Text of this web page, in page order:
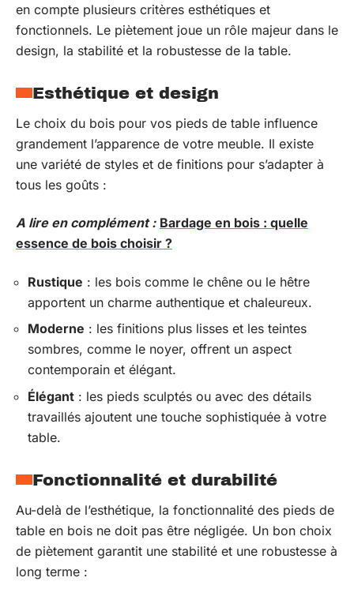
en compte plusieurs critères esthétiques et
fonctionnels. Le piètement joue un rôle majeur dans le
design, la stabilité et la robustesse de la table.
Esthétique et design
Le choix du bois pour vos pieds de table influence
grandement l’apparence de votre meuble. Il existe
une variété de styles et de finitions pour s’adapter à
tous les goûts :
A lire en complément : Bardage en bois : quelle
essence de bois choisir ?
Rustique : les bois comme le chêne ou le hêtre
apportent un charme authentique et chaleureux.
Moderne : les finitions plus lisses et les teintes
sombres, comme le noyer, offrent un aspect
contemporain et élégant.
Élégant : les pieds sculptés ou avec des détails
travaillés ajoutent une touche sophistiquée à votre
table.
Fonctionnalité et durabilité
Au-delà de l’esthétique, la fonctionnalité des pieds de
table en bois ne doit pas être négligée. Un bon choix
de piètement garantit une stabilité et une robustesse à
long terme :